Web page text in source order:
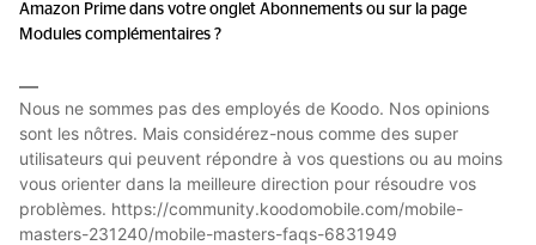
Amazon Prime dans votre onglet Abonnements ou sur la page
Modules complémentaires ?
Nous ne sommes pas des employés de Koodo. Nos opinions
sont les nôtres. Mais considérez-nous comme des super
utilisateurs qui peuvent répondre à vos questions ou au moins
vous orienter dans la meilleure direction pour résoudre vos
problèmes. https://community.koodomobile.com/mobile-
masters-231240/mobile-masters-faqs-6831949